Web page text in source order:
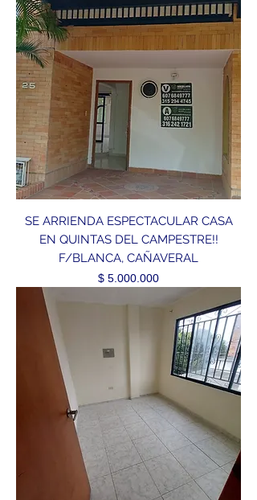
SE ARRIENDA ESPECTACULAR CASA
EN QUINTAS DEL CAMPESTRE!!
F/BLANCA, CAÑAVERAL
Precio
$ 5.000.000